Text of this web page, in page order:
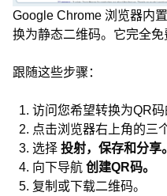
Google Chrome 浏览器内
换为静态二维码。它完全免
跟随这些步骤：
访问您希望转换为QR码
点击浏览器右上角的三
选择 投射，保存和分享。
向下导航 创建QR码。
复制或下载二维码。